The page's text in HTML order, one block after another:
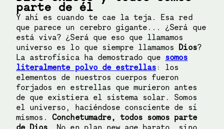
parte de él
Y ahí es cuando te cae la teja. Esa red
que parece un cerebro gigante... ¿Será que
está viva? ¿Será que eso que llamamos
universo es lo que siempre llamamos Dios?
La astrofísica ha demostrado que somos
literalmente polvo de estrellas : los
elementos de nuestros cuerpos fueron
forjados en estrellas que murieron antes
de que existiera el sistema solar. Somos
el universo, haciéndose consciente de sí
mismos.Conchetumadre, todos somos parte
de Dios . No en plan new age barato, sino